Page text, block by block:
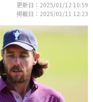
更新日：2025/01/12 10:59
掲載日：2025/01/11 12:23